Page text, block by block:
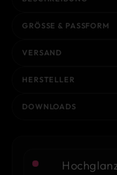
GRÖSSE & PASSFORM
VERSAND
HERSTELLER
DOWNLOADS